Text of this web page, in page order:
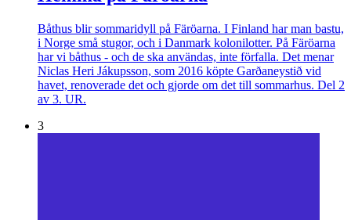
Båthus blir sommaridyll på Färöarna. I Finland har man bastu,
i Norge små stugor, och i Danmark kolonilotter. På Färöarna
har vi båthus - och de ska användas, inte förfalla. Det menar
Niclas Heri Jákupsson, som 2016 köpte Garðaneystið vid
havet, renoverade det och gjorde om det till sommarhus. Del 2
av 3. UR.
3